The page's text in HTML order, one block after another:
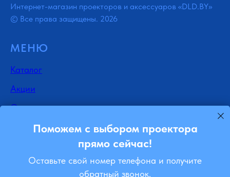
Поможем с выбором проектора
прямо сейчас!
Оставьте свой номер телефона и получите
обратный звонок.
Интернет-магазин проекторов и аксессуаров «DLD.BY»
© Все права защищены. 2026
МЕНЮ
Каталог
Акции
Отзывы
Доставка